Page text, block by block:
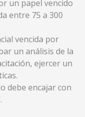
un papel vencido
entre 75 a 300
vencida por
un análisis de la
ejercer un
debe encajar con